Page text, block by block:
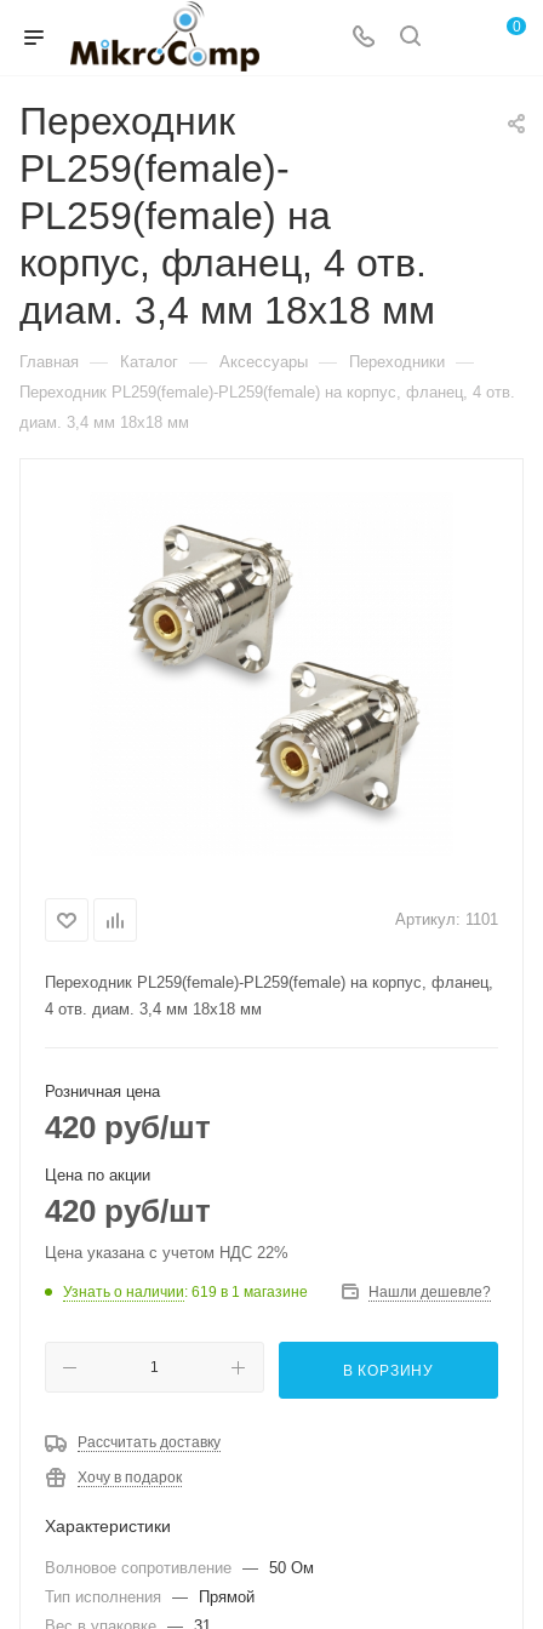
0
Переходник
PL259(female)-
PL259(female) на
корпус, фланец, 4 отв.
диам. 3,4 мм 18х18 мм
Главная — Каталог — Аксессуары — Переходники —
Переходник PL259(female)-PL259(female) на корпус, фланец, 4 отв.
диам. 3,4 мм 18х18 мм
Артикул: 1101
Переходник PL259(female)-PL259(female) на корпус, фланец,
4 отв. диам. 3,4 мм 18х18 мм
Розничная цена
420 руб/шт
Цена по акции
420 руб/шт
Цена указана с учетом НДС 22%
Узнать о наличии: 619 в 1 магазине Нашли дешевле?
В КОРЗИНУ
Рассчитать доставку
Хочу в подарок
Характеристики
Волновое сопротивление — 50 Ом
Тип исполнения
—
Прямой